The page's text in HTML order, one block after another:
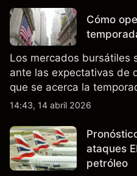
de exportación de
en China.
Cómo
Los mercados bursátiles
ante las expectativas de
que se acerca la
14:43, 14 abril 2026
ataques
petróleo